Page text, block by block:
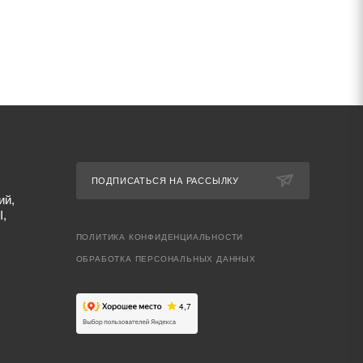
ПОДПИСАТЬСЯ НА РАССЫЛКУ
ПОЛИТИКА КОНФИДЕНЦИАЛЬНОСТИ
ОБРАБОТКА ПЕРСОНАЛЬНЫХ ДАННЫХ